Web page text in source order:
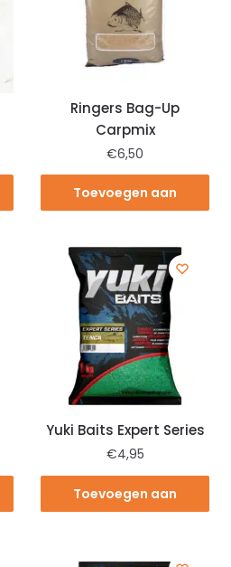
Ringers Bag-Up
Carpmix
€6,50
Toevoegen aan
Yuki Baits Expert Series
€4,95
Toevoegen aan